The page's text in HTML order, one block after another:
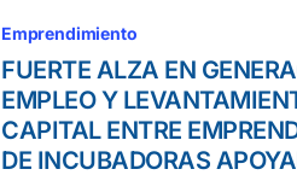
Emprendimiento
FUERTE ALZA EN
EMPLEO Y
CAPITAL ENTRE
DE INCUBADORAS